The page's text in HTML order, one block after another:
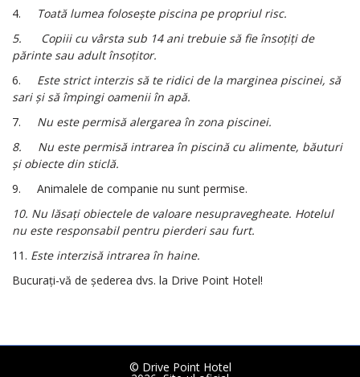
4.
Toată lumea folosește piscina pe propriul risc.
5.
Copiii cu vârsta sub 14 ani trebuie să fie însoțiți de
părinte sau adult însoțitor.
6.
Este strict interzis să te ridici de la marginea piscinei, să
sari și să împingi oamenii în apă.
7.
Nu este permisă alergarea în zona piscinei.
8.
Nu este permisă intrarea în piscină cu alimente, băuturi
și obiecte din sticlă.
9.
Animalele de companie nu sunt permise.
10. Nu lăsați obiectele de valoare nesupravegheate. Hotelul
nu este responsabil pentru pierderi sau furt.
11. Este interzisă intrarea în haine.
Bucurați-vă de șederea dvs. la Drive Point Hotel!
© Drive Point Hotel